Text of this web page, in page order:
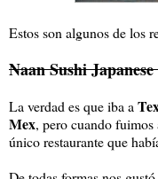
Estos son algunos de los
Naan Sushi
La verdad es que iba a
Mex, pero cuando fuimos
único restaurante que